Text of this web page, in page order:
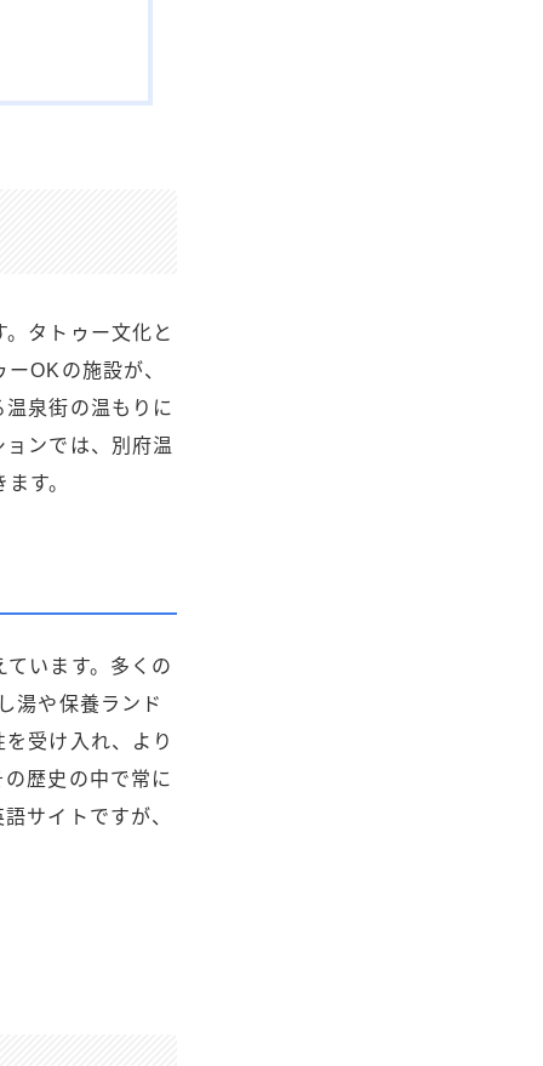
タトゥー文化と
OKの施設が、
泉街の温もりに
ンでは、別府温
す。
います。多くの
湯や保養ランド
受け入れ、より
歴史の中で常に
サイトですが、